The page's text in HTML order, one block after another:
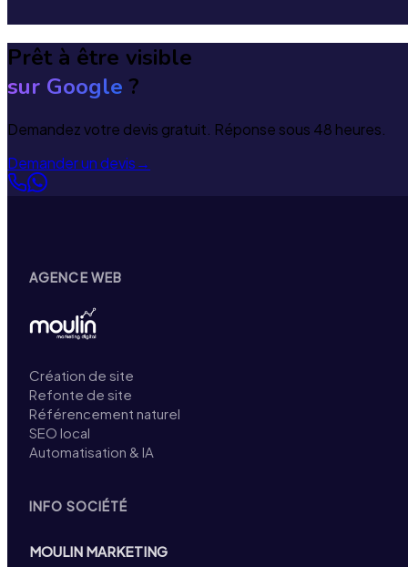
Prêt à être visible
sur Google ?
Demandez votre devis gratuit. Réponse sous 48 heures.
Demander un devis→
AGENCE WEB
Création de site
Refonte de site
Référencement naturel
SEO local
Automatisation & IA
INFO SOCIÉTÉ
MOULIN MARKETING